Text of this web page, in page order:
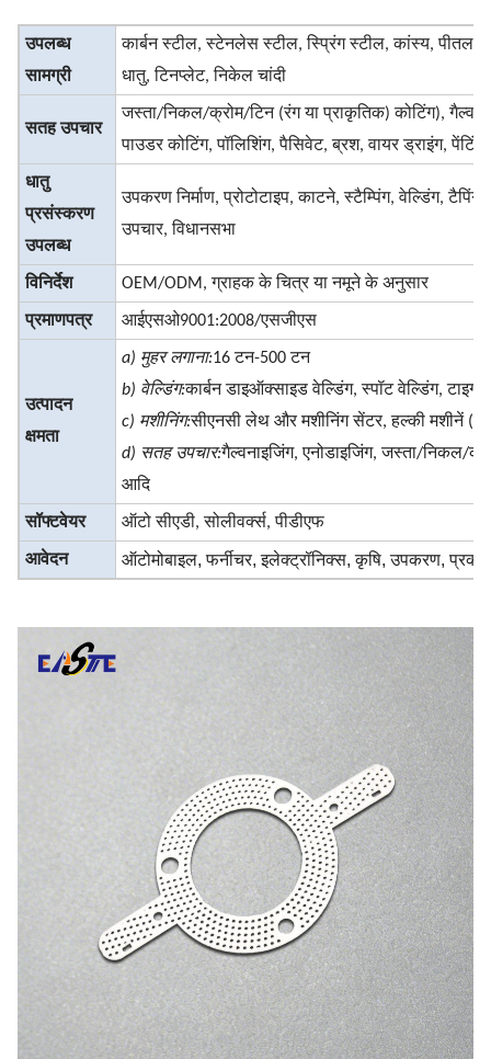
उपलब्ध
सामग्री
कार्बन स्टील, स्टेनलेस स्टील, स्प्रिंग स्टील, कांस्य, पीतल,
धातु, टिनप्लेट, निकेल चांदी
सतह उपचार
जस्ता/निकल/क्रोम/टिन (रंग या प्राकृतिक) कोटिंग),
पाउडर कोटिंग, पॉलिशिंग, पैसिवेट, ब्रश, वायर ड्राइंग,
धातु
प्रसंस्करण
उपलब्ध
उपकरण निर्माण, प्रोटोटाइप, काटने, स्टैम्पिंग, वेल्डिंग,
उपचार, विधानसभा
विनिर्देश OEM/ODM, ग्राहक के चित्र या नमूने के अनुसार
प्रमाणपत्र आईएसओ9001:2008/एसजीएस
उत्पादन
क्षमता
a) मुहर लगाना:16 टन-500 टन
b) वेल्डिंग:कार्बन डाइऑक्साइड वेल्डिंग, स्पॉट वेल्डिंग, टाइग
c) मशीनिंग:सीएनसी लेथ और मशीनिंग सेंटर, हल्की मशीनें
d) सतह उपचार:गैल्वनाइजिंग, एनोडाइजिंग, जस्ता/निकल/
आदि
सॉफ्टवेयर ऑटो सीएडी, सोलीवर्क्स, पीडीएफ
आवेदन ऑटोमोबाइल, फर्नीचर, इलेक्ट्रॉनिक्स, कृषि, उपकरण,